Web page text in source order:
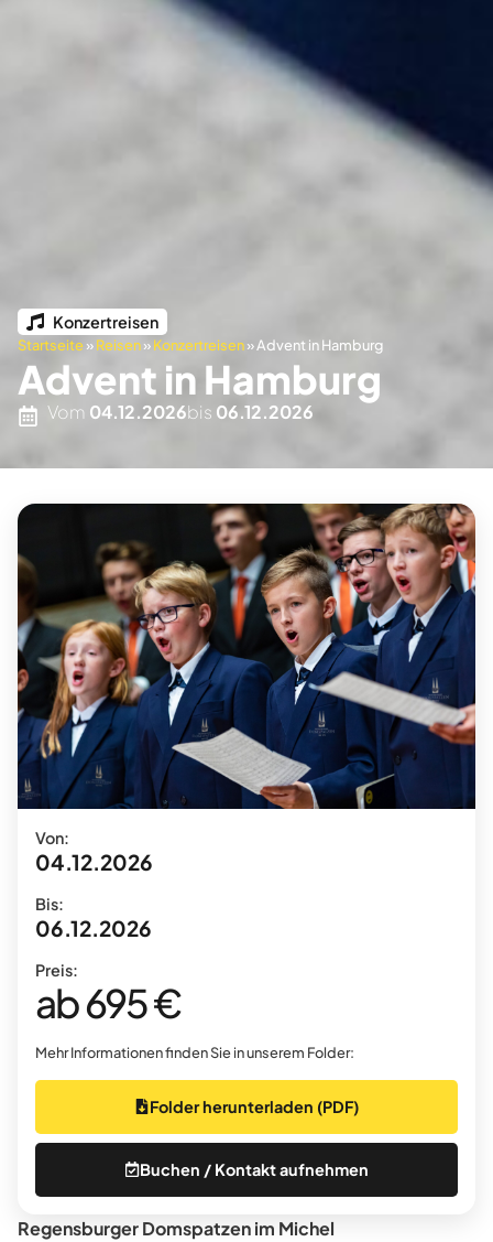
Konzertreisen
Startseite»Reisen»Konzertreisen»Advent in Hamburg
Advent in Hamburg
Vom 04.12.2026bis 06.12.2026
Regensburger Domspatzen im Michel
Von:
04.12.2026
Bis:
06.12.2026
Preis:
ab 695 €
Mehr Informationen finden Sie in unserem Folder:
Folder herunterladen (PDF)
Buchen / Kontakt aufnehmen